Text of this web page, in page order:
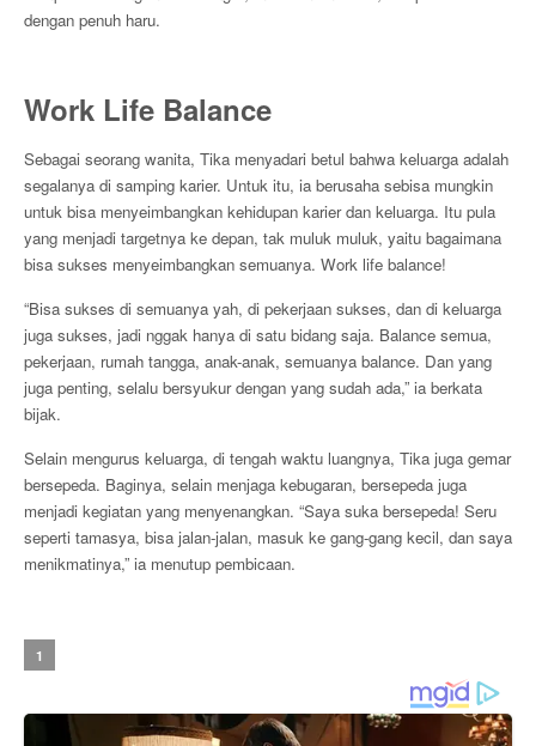
dengan penuh haru.
Work Life Balance
Sebagai seorang wanita, Tika menyadari betul bahwa keluarga adalah
segalanya di samping karier. Untuk itu, ia berusaha sebisa mungkin
untuk bisa menyeimbangkan kehidupan karier dan keluarga. Itu pula
yang menjadi targetnya ke depan, tak muluk muluk, yaitu bagaimana
bisa sukses menyeimbangkan semuanya. Work life balance!
“Bisa sukses di semuanya yah, di pekerjaan sukses, dan di keluarga
juga sukses, jadi nggak hanya di satu bidang saja. Balance semua,
pekerjaan, rumah tangga, anak-anak, semuanya balance. Dan yang
juga penting, selalu bersyukur dengan yang sudah ada,” ia berkata
bijak.
Selain mengurus keluarga, di tengah waktu luangnya, Tika juga gemar
bersepeda. Baginya, selain menjaga kebugaran, bersepeda juga
menjadi kegiatan yang menyenangkan. “Saya suka bersepeda! Seru
seperti tamasya, bisa jalan-jalan, masuk ke gang-gang kecil, dan saya
menikmatinya,” ia menutup pembicaan.
1